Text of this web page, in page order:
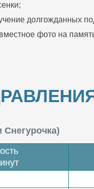
долгожданных
фото на